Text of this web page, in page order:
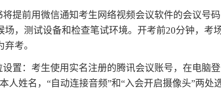
将提前用微信通知考生网络视频会议软件的会议号
场，测试设备和检查笔试环境。开考前20分钟，考
考。
设置：考生使用实名注册的腾讯会议账号，在电脑
人姓名，“自动连接音频”和“入会开启摄像头”两处